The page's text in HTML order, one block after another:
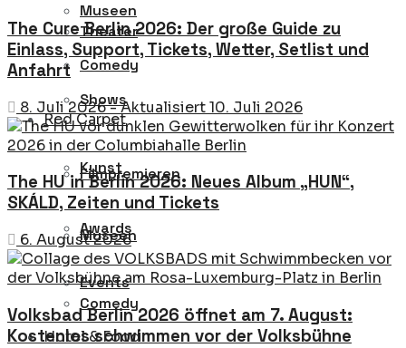
Theater
Shows
Kunst
Museen
Comedy
Museen
Comedy
Red Carpet
Filmpremieren
Awards
Events
Hotel & Food
The Cure Berlin 2026: Der große Guide zu
Einlass, Support, Tickets, Wetter, Setlist und
Anfahrt
8. Juli 2026 - Aktualisiert 10. Juli 2026
The HU in Berlin 2026: Neues Album „HUN“,
SKÁLD, Zeiten und Tickets
6. August 2026
Volksbad Berlin 2026 öffnet am 7. August:
Kostenlos schwimmen vor der Volksbühne